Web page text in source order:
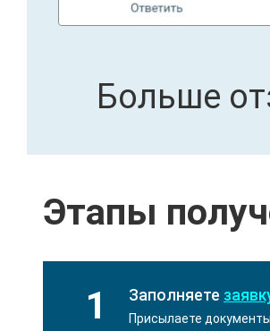
Больше
Этапы
1 Заполняете
Присылаете